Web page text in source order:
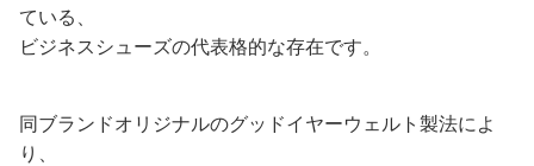
ている、
ビジネスシューズの代表格的な存在です。
同ブランドオリジナルのグッドイヤーウェルト製法によ
り、